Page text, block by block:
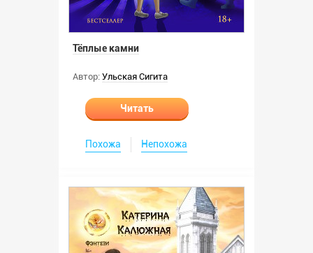
Тёплые камни
Автор: Ульская Сигита
Читать
Похожа Непохожа